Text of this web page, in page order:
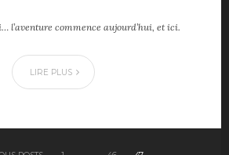
l’aventure commence aujourd’hui, et ici.
LIRE PLUS